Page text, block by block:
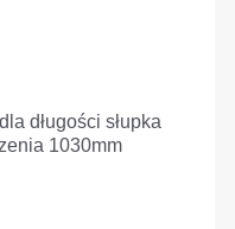
długości słupka
1030mm